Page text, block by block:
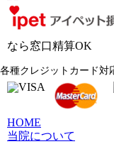
なら窓口精算OK
各種クレジットカード対
HOME
当院について